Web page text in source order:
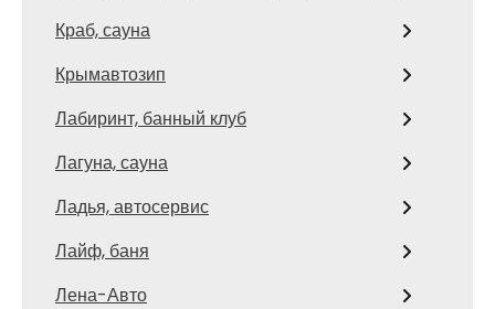
Краб, сауна
Крымавтозип
Лабиринт, банный клуб
Лагуна, сауна
Ладья, автосервис
Лайф, баня
Лена-Авто